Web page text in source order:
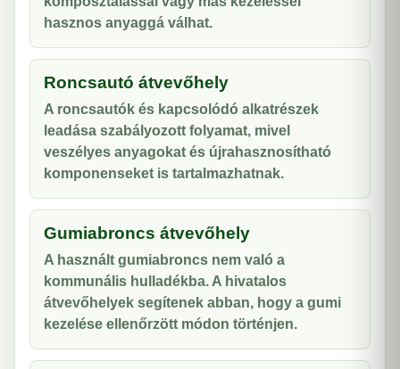
hasznos anyaggá válhat.
Roncsautó átvevőhely
A roncsautók és kapcsolódó alkatrészek
leadása szabályozott folyamat, mivel
veszélyes anyagokat és újrahasznosítható
komponenseket is tartalmazhatnak.
Gumiabroncs átvevőhely
A használt gumiabroncs nem való a
kommunális hulladékba. A hivatalos
átvevőhelyek segítenek abban, hogy a gumi
kezelése ellenőrzött módon történjen.